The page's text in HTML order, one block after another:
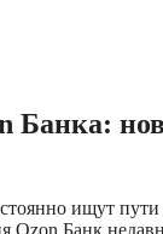
ищут
Ozon Банк